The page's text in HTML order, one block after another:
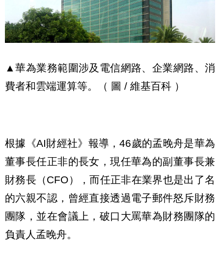
▲華為業務範圍涉及電信網路、企業網路、消
費者和雲端運算等。（ 圖 / 維基百科 ）
根據《AI財經社》報導，46歲的孟晚舟是華為
董事長任正非的長女，現任華為的副董事長兼
財務長（CFO），而任正非在業界也是出了名
的六親不認，曾經直接透過電子郵件怒斥財務
團隊，並在會議上，破口大罵華為財務團隊的
負責人孟晚舟。